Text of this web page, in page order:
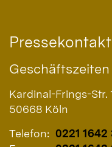
Pressekontakt
Geschäftszeiten
Kardinal-Frings-Str.
50668 Köln
Telefon: 0221 1642